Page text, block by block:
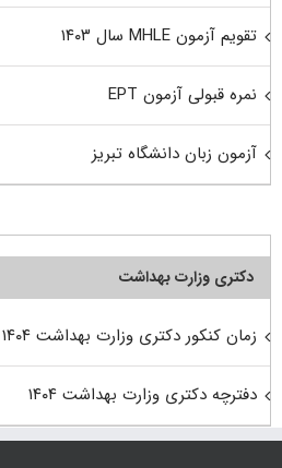
تقویم آزمون MHLE سال ۱۴۰۳
نمره قبولی آزمون EPT
آزمون زبان دانشگاه تبریز
دکتری وزارت بهداشت
زمان کنکور دکتری وزارت بهداشت ۱۴۰۴
دفترچه دکتری وزارت بهداشت ۱۴۰۴